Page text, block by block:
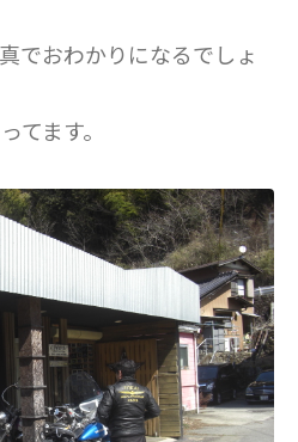
でおわかりになるでしょ
てます。